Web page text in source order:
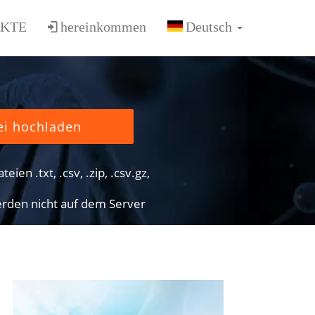
hereinkommen
hochladen
.txt, .csv, .zip, .csv.gz,
nicht auf dem Server